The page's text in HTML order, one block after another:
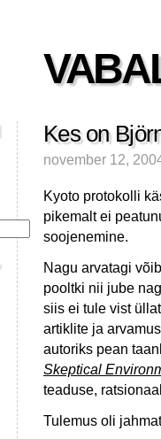
Kes on
november 12,
Kyoto protokolli
pikemalt ei
soojenemine.
Nagu arvatagi
pooltki nii jube
siis ei tule vist
artiklite ja
autoriks pean
Skeptical
teaduse,
Tulemus oli